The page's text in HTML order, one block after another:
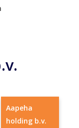
Aapeha
holding b.v.